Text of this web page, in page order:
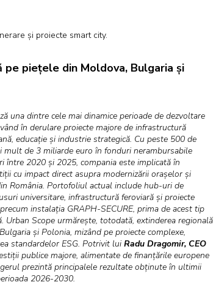
și proiecte smart city.
piețele din Moldova, Bulgaria și
una dintre cele mai dinamice perioade de dezvoltare
în derulare proiecte majore de infrastructură
educație și industrie strategică. Cu peste 500 de
mult de 3 miliarde euro în fonduri nerambursabile
între 2020 și 2025, compania este implicată în
cu impact direct asupra modernizării orașelor și
România. Portofoliul actual include hub-uri de
universitare, infrastructură feroviară și proiecte
instalația GRAPH-SECURE, prima de acest tip
Urban Scope urmărește, totodată, extinderea regională
și Polonia, mizând pe proiecte complexe,
standardelor ESG. Potrivit lui Radu Dragomir, CEO
publice majore, alimentate de finanțările europene
prezintă principalele rezultate obținute în ultimii
2026-2030.